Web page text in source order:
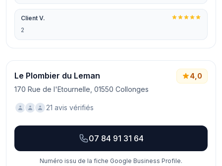
Client V.
2
Le Plombier du Leman
170 Rue de l'Etournelle, 01550 Collonges
4,0
21 avis vérifiés
07 84 91 31 64
Numéro issu de la fiche Google Business Profile.